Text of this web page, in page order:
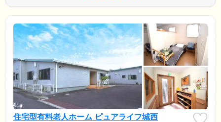
住宅型有料老人ホーム ピュアライフ城西